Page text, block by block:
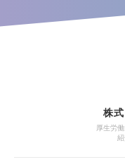
株
厚生労